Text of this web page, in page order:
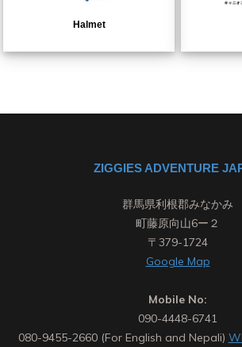
Halmet
ZIGGIES ADVENTURE
群馬県利根郡みなかみ
町藤原向山6ー２
〒379-1724
Google Map
Mobile No:
090-4448-6741
080-9455-2660 (For English and Nepali)